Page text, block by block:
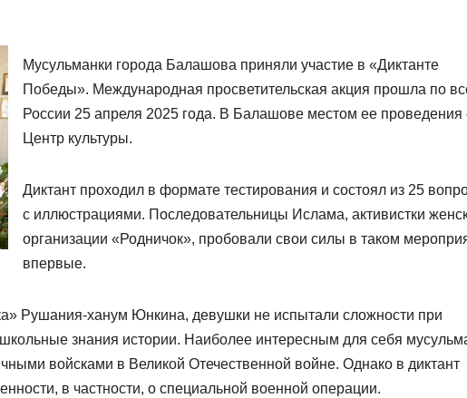
Мусульманки города Балашова приняли участие в «Диктанте
Победы». Международная просветительская акция прошла по
России 25 апреля 2025 года. В Балашове местом ее проведения
Центр культуры.
Диктант проходил в формате тестирования и состоял из 25
с иллюстрациями. Последовательницы Ислама, активистки
организации «Родничок», пробовали свои силы в таком
впервые.
Рушания-ханум Юнкина, девушки не испытали сложности при
знания истории. Наиболее интересным для себя
войсками в Великой Отечественной войне. Однако в диктант
в частности, о специальной военной операции.